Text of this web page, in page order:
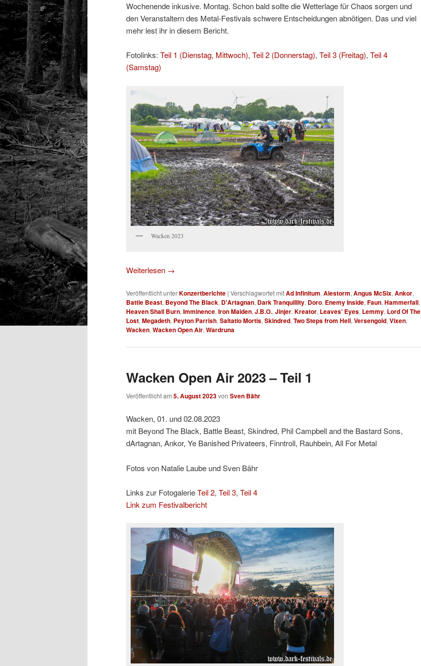
Wochenende inkusive. Montag. Schon bald sollte die Wetterlage für Chaos sorgen und
den Veranstaltern des Metal-Festivals schwere Entscheidungen abnötigen. Das und viel
mehr lest ihr in diesem Bericht.
Fotolinks: Teil 1 (Dienstag, Mittwoch), Teil 2 (Donnerstag), Teil 3 (Freitag), Teil 4
(Samstag)
Wacken 2023
Weiterlesen →
Veröffentlicht unterKonzertberichte | Verschlagwortet mitAd Infinitum, Alestorm, Angus McSix, Ankor,
Battle Beast, Beyond The Black, D'Artagnan, Dark Tranquillity, Doro, Enemy Inside, Faun, Hammerfall,
Heaven Shall Burn, Imminence, Iron Maiden, J.B.O., Jinjer, Kreator, Leaves' Eyes, Lemmy, Lord Of The
Lost, Megadeth, Peyton Parrish, Saltatio Mortis, Skindred, Two Steps from Hell, Versengold, Vixen,
Wacken, Wacken Open Air, Wardruna
Wacken Open Air 2023 – Teil 1
Veröffentlicht am 5. August 2023von Sven Bähr
Wacken, 01. und 02.08.2023
mit Beyond The Black, Battle Beast, Skindred, Phil Campbell and the Bastard Sons,
dArtagnan, Ankor, Ye Banished Privateers, Finntroll, Rauhbein, All For Metal
Fotos von Natalie Laube und Sven Bähr
Links zur FotogalerieTeil 2, Teil 3, Teil 4
Link zum Festivalbericht